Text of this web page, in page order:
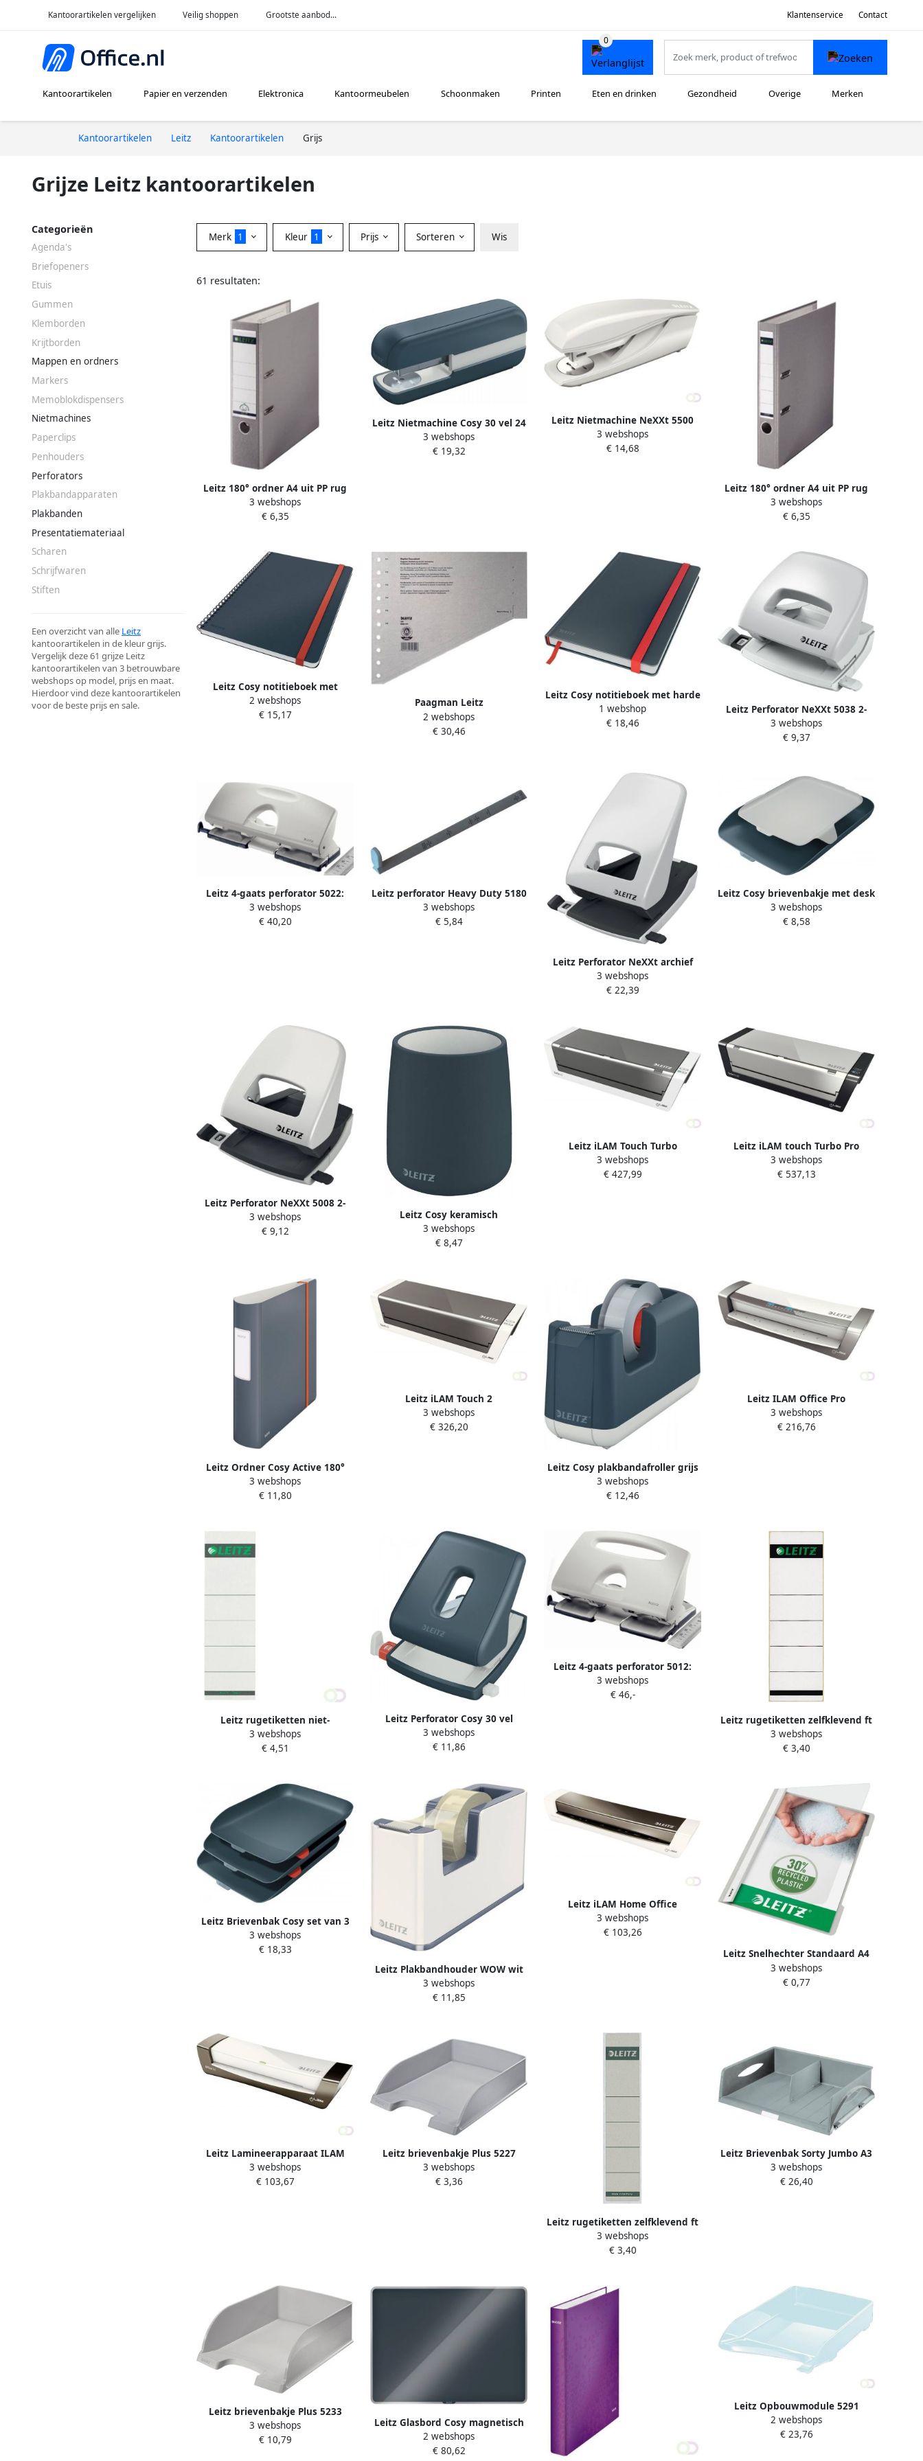
Kantoorartikelen vergelijken Veilig shoppen Grootste aanbod... Klantenservice Contact
Kantoorartikelen Papier en verzenden Elektronica Kantoormeubelen Schoonmaken Printen Eten en drinken Gezondheid Overige Merken
Kantoorartikelen Leitz Kantoorartikelen Grijs
Grijze Leitz kantoorartikelen
Categorieën
Agenda's
Briefopeners
Etuis
Gummen
Klemborden
Krijtborden
Mappen en ordners
Markers
Memoblokdispensers
Nietmachines
Paperclips
Penhouders
Perforators
Plakbandapparaten
Plakbanden
Presentatiemateriaal
Scharen
Schrijfwaren
Stiften
Een overzicht van alle Leitz
kantoorartikelen in de kleur grijs.
Vergelijk deze 61 grijze Leitz
kantoorartikelen van 3 betrouwbare
webshops op model, prijs en maat.
Hierdoor vind deze kantoorartikelen
voor de beste prijs en sale.
Merk 1 Kleur 1 Prijs Sorteren Wis
61 resultaten:
Leitz 180° ordner A4 uit PP rug
van 8 cm grijs
3 webshops
€ 6,35
Leitz Nietmachine Cosy 30 vel 24
6 fluweel grijs
3 webshops
€ 19,32
Leitz Nietmachine NeXXt 5500
30vel 24 6 grijs
3 webshops
€ 14,68
Leitz 180° ordner A4 uit PP rug
van 5 cm grijs
3 webshops
€ 6,35
Leitz Cosy notitieboek met
spiraalbinding voor ft B5 gelijnd
grijs
2 webshops
€ 15,17
Paagman Leitz
staffelscheidingsblad voor ft A4
grijs pak van 100
2 webshops
€ 30,46
Leitz Cosy notitieboek met harde
kaft voor ft A5 gelijnd grijs 5
stuks
1 webshop
€ 18,46
Leitz Perforator NeXXt 5038 2-
gaats 16vel grijs
3 webshops
€ 9,37
Leitz 4-gaats perforator 5022:
perforeert 16 blad
3 webshops
€ 40,20
Leitz perforator Heavy Duty 5180
Aanleglat voor perforator 5180
3 webshops
€ 5,84
Leitz Perforator NeXXt archief
metaal 40 vel grijs
3 webshops
€ 22,39
Leitz Cosy brievenbakje met desk
organiser grijs
3 webshops
€ 8,58
Leitz Perforator NeXXt 5008 2-
gaats 30vel grijs
3 webshops
€ 9,12
Leitz Cosy keramisch
pennenbakje grijs
3 webshops
€ 8,47
Leitz iLAM Touch Turbo
lamineermachine voor ft A3
3 webshops
€ 427,99
Leitz iLAM touch Turbo Pro
lamineermachine voor ft A3 grijs
3 webshops
€ 537,13
Leitz Ordner Cosy Active 180°
82mm PP A4 fluweel grijs
3 webshops
€ 11,80
Leitz iLAM Touch 2
lamineermachine voor ft A3 grijs
3 webshops
€ 326,20
Leitz Cosy plakbandafroller grijs
3 webshops
€ 12,46
Leitz ILAM Office Pro
lamineermachine voor ft A3 grijs
3 webshops
€ 216,76
Leitz rugetiketten niet-
zelfklevend ft 5 7 x 19 1 cm pak
van 10 stuks wit
3 webshops
€ 4,51
Leitz Perforator Cosy 30 vel
fluweel grijs
3 webshops
€ 11,86
Leitz 4-gaats perforator 5012:
perforeert 25 blad
3 webshops
€ 46,-
Leitz rugetiketten zelfklevend ft
6 1 x 19 1 cm pak van 10 stuks
grijs
3 webshops
€ 3,40
Leitz Brievenbak Cosy set van 3
A4 fluweel grijs
3 webshops
€ 18,33
Leitz Plakbandhouder WOW wit
grijs
3 webshops
€ 11,85
Leitz iLAM Home Office
lamineermachine voor ft A3 grijs
3 webshops
€ 103,26
Leitz Snelhechter Standaard A4
gerecycled PP grijs
3 webshops
€ 0,77
Leitz Lamineerapparaat ILAM
Office A4 zilver
3 webshops
€ 103,67
Leitz brievenbakje Plus 5227
Standaard grijs
3 webshops
€ 3,36
Leitz rugetiketten zelfklevend ft
3 9 x 19 1 cm pak van 10 stuks
grijs
3 webshops
€ 3,40
Leitz Brievenbak Sorty Jumbo A3
dwars grijs
3 webshops
€ 26,40
Leitz brievenbakje Plus 5233
Jumbo grijs
3 webshops
€ 10,79
Leitz Glasbord Cosy magnetisch
800x600mm grijs
2 webshops
€ 80,62
Leitz Opbouwmodule 5291
brievenbak A4 grijs
2 webshops
€ 23,76